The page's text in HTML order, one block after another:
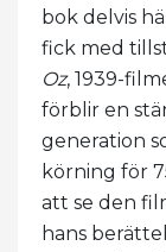
bok delvis
fick med
Oz, 1939-
förblir en
generation
körning för
att se den
hans